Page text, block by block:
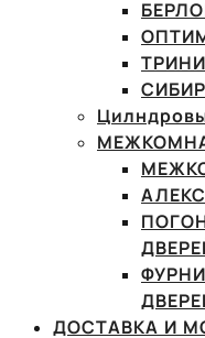
ДОСТАВКА И